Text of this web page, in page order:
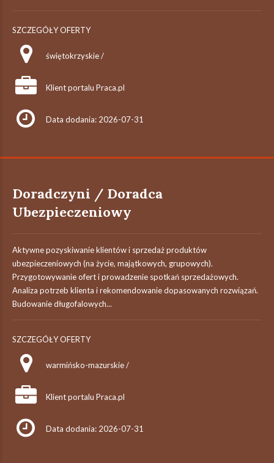
SZCZEGÓŁY OFERTY
świętokrzyskie /
Klient portalu Praca.pl
Data dodania: 2026-07-31
Doradczyni / Doradca
Ubezpieczeniowy
Aktywne pozyskiwanie klientów i sprzedaż produktów
ubezpieczeniowych (na życie, majątkowych, grupowych).
Przygotowywanie ofert i prowadzenie spotkań sprzedażowych.
Analiza potrzeb klienta i rekomendowanie dopasowanych rozwiązań.
Budowanie długofalowych...
SZCZEGÓŁY OFERTY
warmińsko-mazurskie /
Klient portalu Praca.pl
Data dodania: 2026-07-31